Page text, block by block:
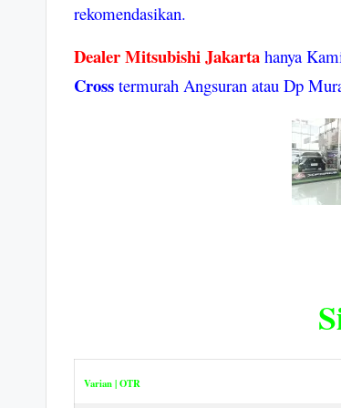
sirekomendasikan.
Dealer Mitsubishi Jakarta hanya
Cross termurah Angsuran atau Dp
Varian | OTR